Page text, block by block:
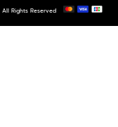
All Rights Reserved